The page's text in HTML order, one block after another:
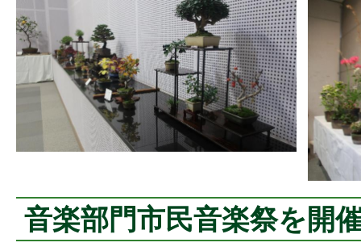
音楽部門市民音楽祭を開